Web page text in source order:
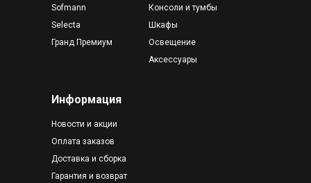
Шкафы
Освещение
Аксессуары
Консоли и тумбы
Информация
Оплата заказов
Доставка и сборка
Гарантия и возврат
Sofmann
Selecta
Новости и акции
Гранд Премиум